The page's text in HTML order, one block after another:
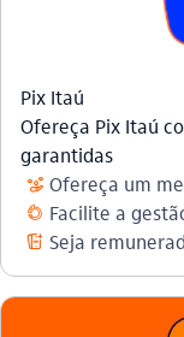
Pix Itaú
Ofereça Pix Itaú
garantidas
gestao_de_crises_outline Ofereça um
openbanking_outline Facilite a
credito_consignado_outline Seja